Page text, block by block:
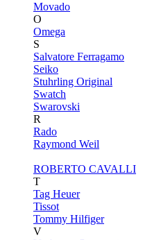
Movado
O
Omega
S
Salvatore Ferragamo
Seiko
Stuhrling Original
Swatch
Swarovski
R
Rado
Raymond Weil
ROBERTO CAVALLI
T
Tag Heuer
Tissot
Tommy Hilfiger
V